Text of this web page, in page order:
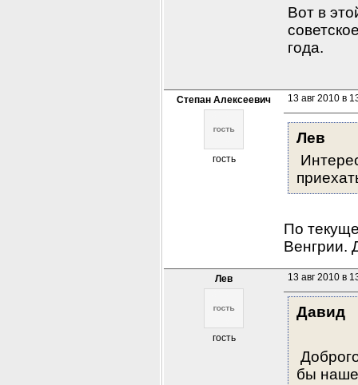
Вот в
года.
Степан Алексеевич
гость
13 авг 2010 в
Лев
По
Венгрии.
Лев
гость
13 авг 2010 в
Давид
бы